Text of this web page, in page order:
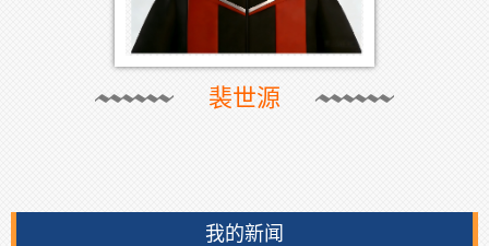
裴世源
我的新闻